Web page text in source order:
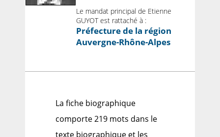
Le mandat principal de Etienne
GUYOT est rattaché à :
Préfecture de la région
Auvergne-Rhône-Alpes
La fiche biographique
comporte 219 mots dans le
texte biographique et les